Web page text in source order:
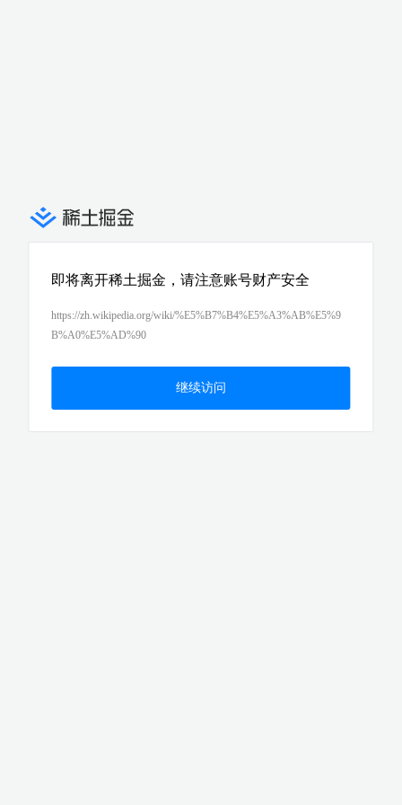
即将离开稀土掘金，请注意账号财产安全
https://zh.wikipedia.org/wiki/%E5%B7%B4%E5%A3%AB%E5%9
B%A0%E5%AD%90
继续访问